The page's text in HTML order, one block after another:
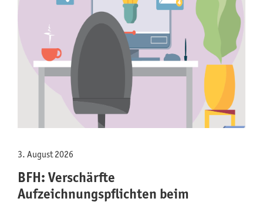
3. August 2026
BFH: Verschärfte
Aufzeichnungspflichten beim